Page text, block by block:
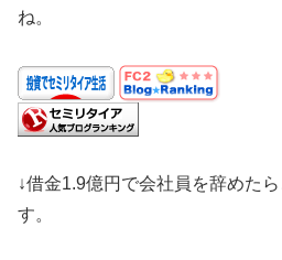
ね。
↓借金1.9億円で会社員を辞めた
す。